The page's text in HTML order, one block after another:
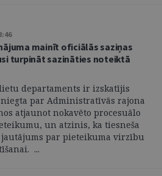
mainīt oficiālās saziņas
turpināt sazināties noteiktā
departaments ir izskatījis
par Administratīvās rajona
atjaunot nokavēto procesuālo
un atzinis, ka tiesneša
par pieteikuma virzību
...